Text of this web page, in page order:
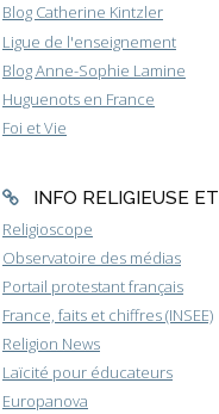
Blog Catherine Kintzler
Ligue de l'enseignement
Blog Anne-Sophie Lamine
Huguenots en France
Foi et Vie
INFO RELIGIEUSE
Religioscope
Observatoire des médias
Portail protestant français
France, faits et chiffres (INSEE)
Religion News
Laïcité pour éducateurs
Europanova